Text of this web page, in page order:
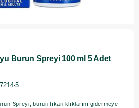
Burun Spreyi 100 ml 5 Adet
5
Spreyi, burun tıkanıklıklarını gidermeye